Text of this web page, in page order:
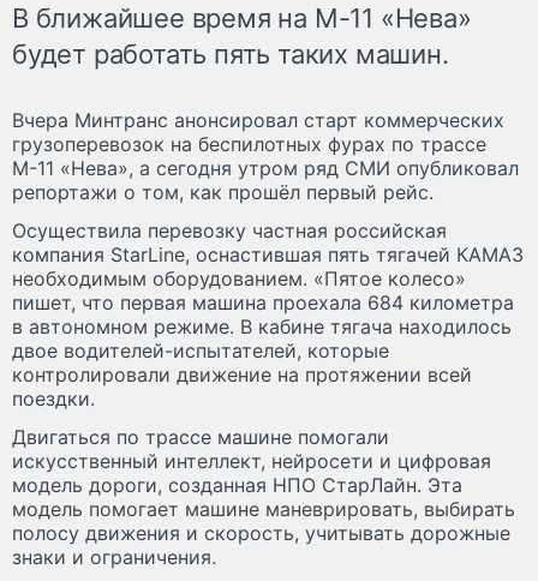
В ближайшее время на М-11 «Нева»
будет работать пять таких машин.
Вчера Минтранс анонсировал старт коммерческих
грузоперевозок на беспилотных фурах по трассе
М-11 «Нева», а сегодня утром ряд СМИ опубликовал
репортажи о том, как прошёл первый рейс.
Осуществила перевозку частная российская
компания StarLine, оснастившая пять тягачей КАМАЗ
необходимым оборудованием. «Пятое колесо»
пишет, что первая машина проехала 684 километра
в автономном режиме. В кабине тягача находилось
двое водителей-испытателей, которые
контролировали движение на протяжении всей
поездки.
Двигаться по трассе машине помогали
искусственный интеллект, нейросети и цифровая
модель дороги, созданная НПО СтарЛайн. Эта
модель помогает машине маневрировать, выбирать
полосу движения и скорость, учитывать дорожные
знаки и ограничения.